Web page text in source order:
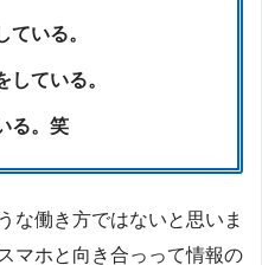
いる。
している。
る。笑
な働き方ではないと思いま
マホと向き合っって情報の